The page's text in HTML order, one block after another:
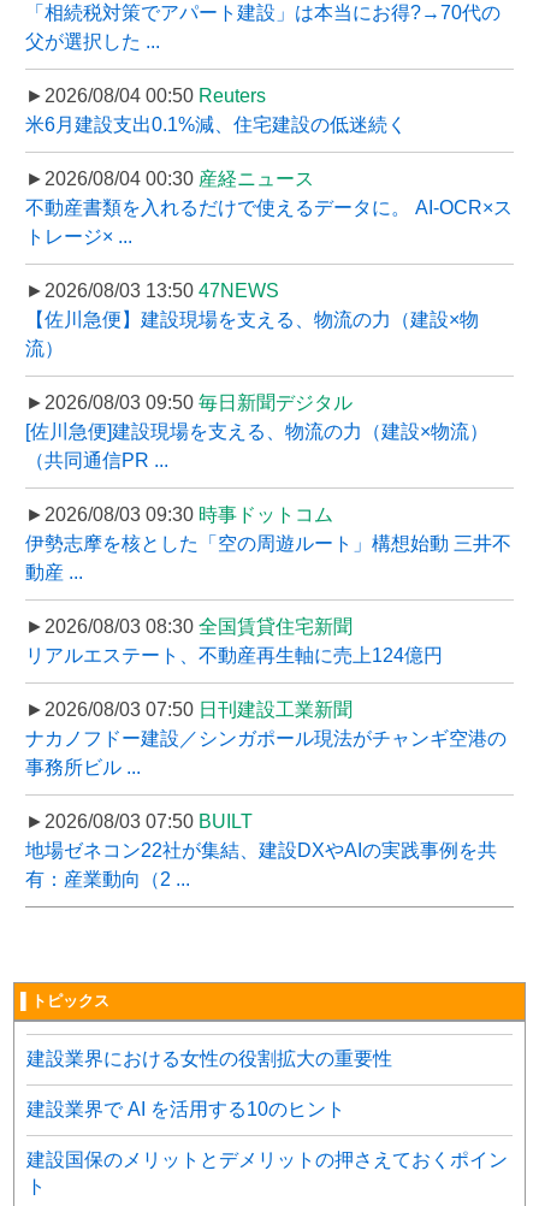
「相続税対策でアパート建設」は本当にお得?→70代の
父が選択した ...
►2026/08/04 00:50 Reuters
米6月建設支出0.1%減、住宅建設の低迷続く
►2026/08/04 00:30 産経ニュース
不動産書類を入れるだけで使えるデータに。 AI-OCR×ス
トレージ× ...
►2026/08/03 13:50 47NEWS
【佐川急便】建設現場を支える、物流の力（建設×物
流）
►2026/08/03 09:50 毎日新聞デジタル
[佐川急便]建設現場を支える、物流の力（建設×物流）
（共同通信PR ...
►2026/08/03 09:30 時事ドットコム
伊勢志摩を核とした「空の周遊ルート」構想始動 三井不
動産 ...
►2026/08/03 08:30 全国賃貸住宅新聞
リアルエステート、不動産再生軸に売上124億円
►2026/08/03 07:50 日刊建設工業新聞
ナカノフドー建設／シンガポール現法がチャンギ空港の
事務所ビル ...
►2026/08/03 07:50 BUILT
地場ゼネコン22社が集結、建設DXやAIの実践事例を共
有：産業動向（2 ...
▌トピックス
建設業界における女性の役割拡大の重要性
建設業界で AI を活用する10のヒント
建設国保のメリットとデメリットの押さえておくポイン
ト